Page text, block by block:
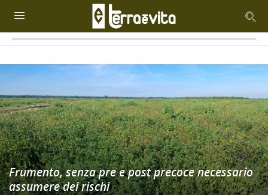
Frumento, senza pre e post precoce necessario
assumere dei rischi